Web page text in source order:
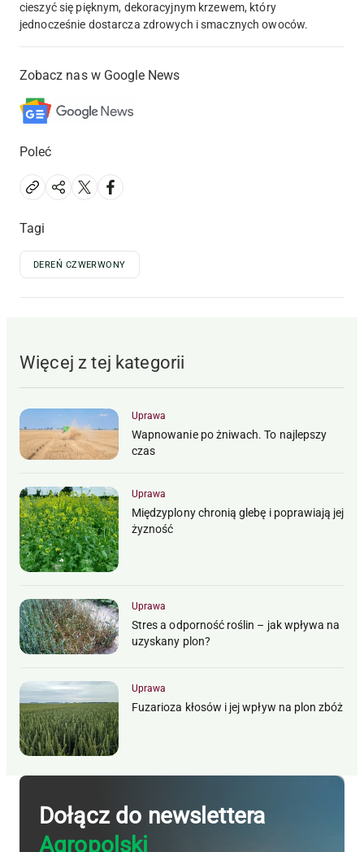
cieszyć się pięknym, dekoracyjnym krzewem, który
jednocześnie dostarcza zdrowych i smacznych owoców.
Zobacz nas w Google News
Poleć
Tagi
DEREŃ CZWERWONY
Więcej z tej kategorii
Uprawa
Wapnowanie po żniwach. To najlepszy
czas
Uprawa
Międzyplony chronią glebę i poprawiają jej
żyzność
Uprawa
Stres a odporność roślin – jak wpływa na
uzyskany plon?
Uprawa
Fuzarioza kłosów i jej wpływ na plon zbóż
Dołącz do newslettera
Agropolski